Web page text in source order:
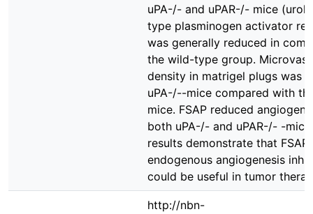
uPA-/- and uPAR-/- mice
type plasminogen activator
was generally reduced in
the wild-type group.
density in matrigel plugs was
uPA-/--mice compared with
mice. FSAP reduced
both uPA-/- and uPAR-/- -
results demonstrate that FSAP
endogenous angiogenesis
could be useful in tumor
http://nbn-